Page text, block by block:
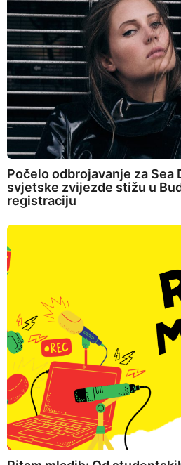
Počelo odbrojavanje za Sea
svjetske zvijezde stižu u
registraciju